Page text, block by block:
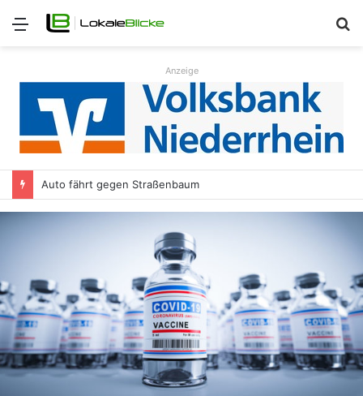
Menü
Anzeige
Auto fährt gegen Straßenbaum